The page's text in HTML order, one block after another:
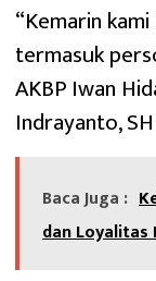
“Kemarin
termasuk
AKBP Iwan
Indrayanto,
Baca Juga :
dan Loyalitas